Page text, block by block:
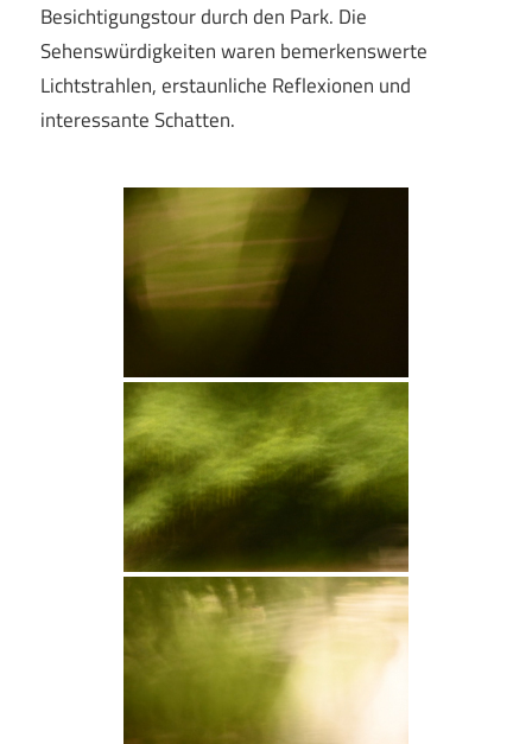
Besichtigungstour durch den Park. Die
Sehenswürdigkeiten waren bemerkenswerte
Lichtstrahlen, erstaunliche Reflexionen und
interessante Schatten.